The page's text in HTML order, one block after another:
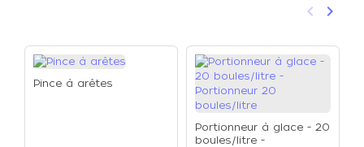
Précédent
keyboard_arrow_left keyboard_arrow_right
Pince à arêtes
Portionneur à glace - 20
boules/litre -